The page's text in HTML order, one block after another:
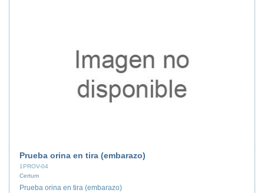
Prueba orina en tira (embarazo)
1PROV-04
Certum
Prueba orina en tira (embarazo)